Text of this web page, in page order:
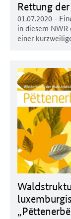
Rettung
01.07.2020 -
in diesem NWR
einer